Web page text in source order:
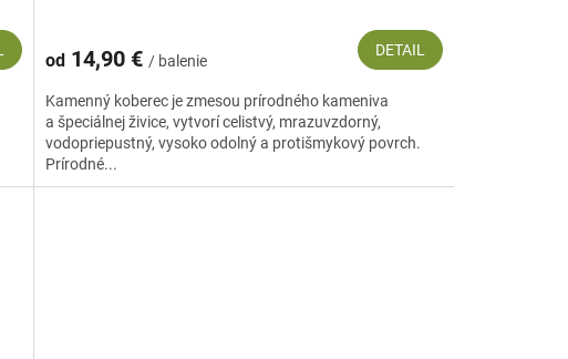
od14,90 € / balenie
DETAIL
Kamenný koberec je zmesou prírodného kameniva
a špeciálnej živice, vytvorí celistvý, mrazuvzdorný,
vodopriepustný, vysoko odolný a protišmykový povrch.
Prírodné...